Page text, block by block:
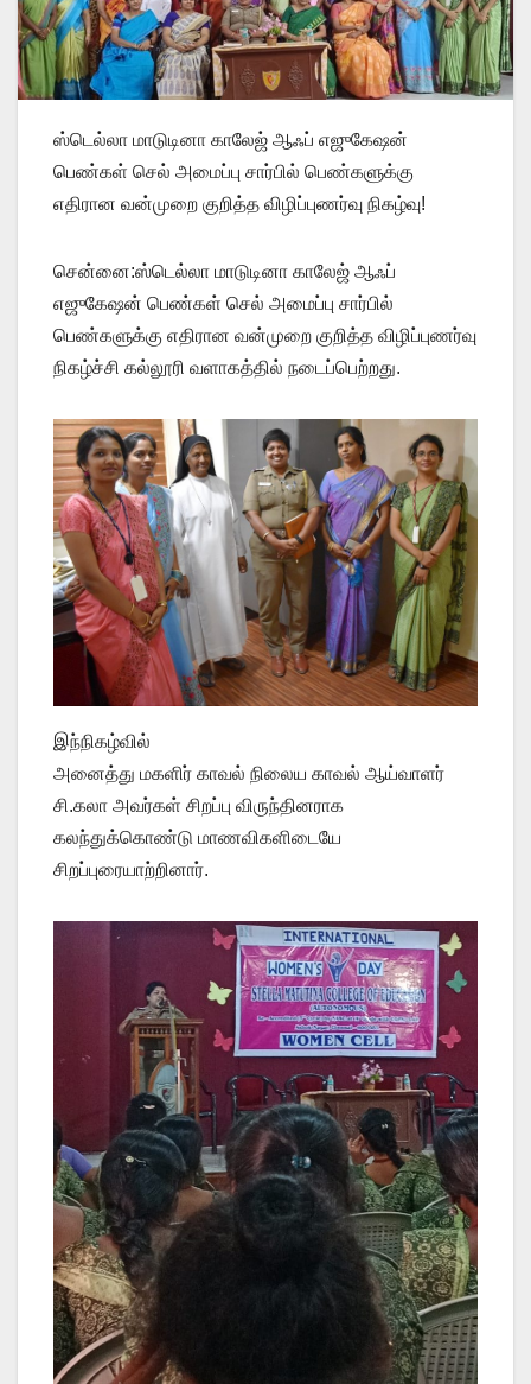
ஸ்டெல்லா மாடுடினா காலேஜ் ஆஃப் எஜுகேஷன்
பெண்கள் செல் அமைப்பு சார்பில் பெண்களுக்கு
எதிரான வன்முறை குறித்த விழிப்புணர்வு நிகழ்வு!
சென்னை:ஸ்டெல்லா மாடுடினா காலேஜ் ஆஃப்
எஜுகேஷன் பெண்கள் செல் அமைப்பு சார்பில்
பெண்களுக்கு எதிரான வன்முறை குறித்த விழிப்புணர்வு
நிகழ்ச்சி கல்லூரி வளாகத்தில் நடைப்பெற்றது.
இந்நிகழ்வில்
அனைத்து மகளிர் காவல் நிலைய காவல் ஆய்வாளர்
சி.கலா அவர்கள் சிறப்பு விருந்தினராக
கலந்துக்கொண்டு மாணவிகளிடையே
சிறப்புரையாற்றினார்.